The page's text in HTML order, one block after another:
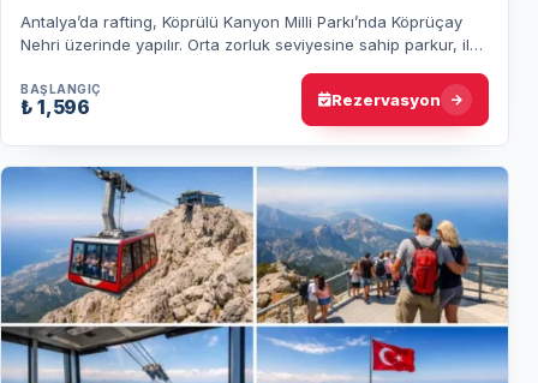
Antalya’da rafting, Köprülü Kanyon Milli Parkı’nda Köprüçay
Nehri üzerinde yapılır. Orta zorluk seviyesine sahip parkur, ilk
BAŞLANGIÇ
₺ 1,596 Rezervasyon